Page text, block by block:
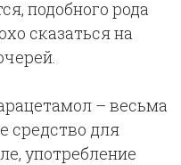
подобного рода
сказаться на
– весьма
средство для
употребление